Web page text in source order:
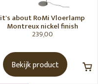
it's about RoMi Vloerlamp
Montreux nickel finish
239,00
Bekijk product